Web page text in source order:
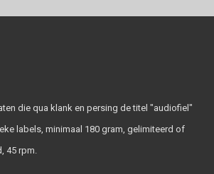
die qua klank en persing de titel "audiofiel"
labels, minimaal 180 gram, gelimiteerd of
45 rpm.